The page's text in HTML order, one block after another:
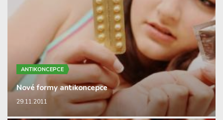
ANTIKONCEPCE
Nové formy antikoncepce
29.11.2011